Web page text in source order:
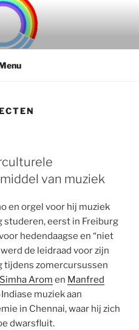
van muziek
en orgel voor hij muziek
studeren, eerst in Freiburg
hedendaagse en “niet
de leidraad voor zijn
zomercursussen
Simha Arom en Manfred
muziek aan
in Chennai, waar hij zich
dwarsfluit.